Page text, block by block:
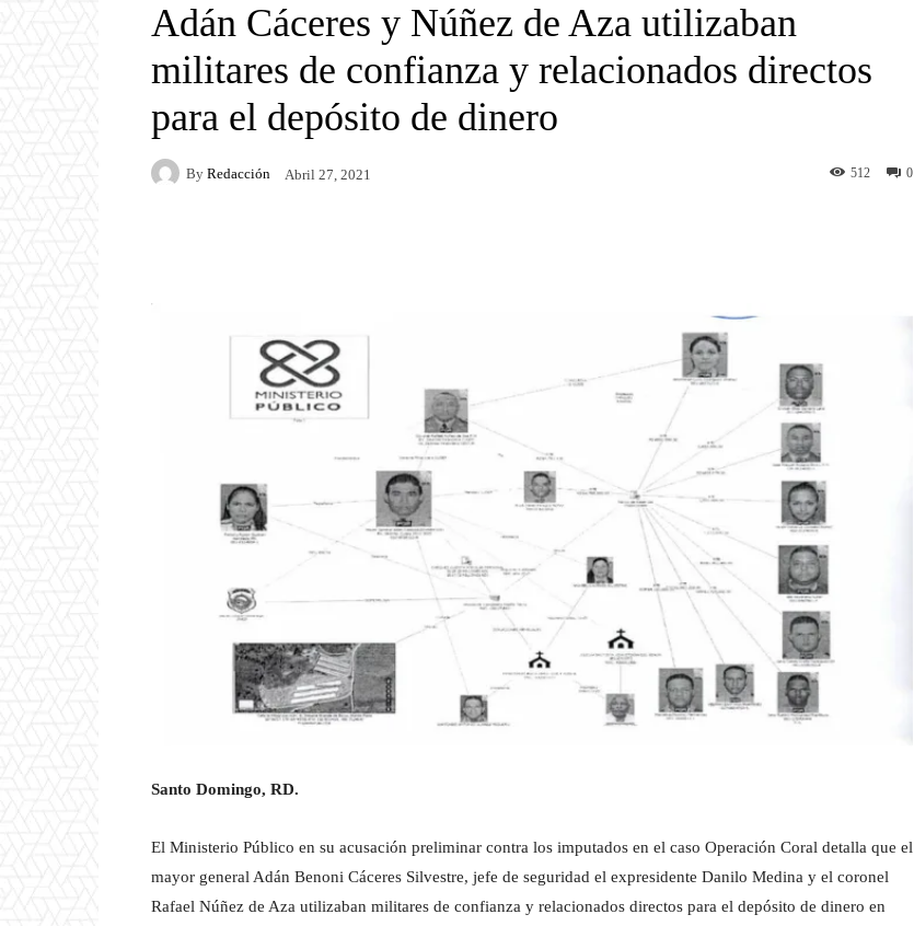
Adán Cáceres y Núñez de Aza utilizaban
militares de confianza y relacionados directos
para el depósito de dinero
By Redacción Abril 27, 2021 0
512
Santo Domingo, RD.
El Ministerio Público en su acusación preliminar contra los imputados en el caso Operación Coral detalla que el
mayor general Adán Benoni Cáceres Silvestre, jefe de seguridad el expresidente Danilo Medina y el coronel
Rafael Núñez de Aza utilizaban militares de confianza y relacionados directos para el depósito de dinero en